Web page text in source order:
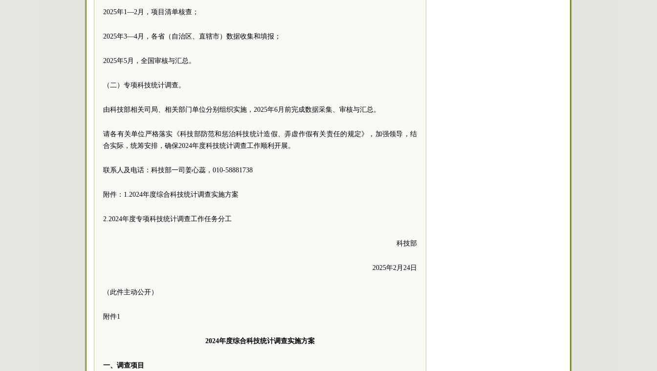
2025年1—2月，项目清单核查；
2025年3—4月，各省（自治区、直辖市）数据收集和填报；
2025年5月，全国审核与汇总。
（二）专项科技统计调查。
由科技部相关司局、相关部门单位分别组织实施，2025年6月前完成数据采集、审核与汇总。
请各有关单位严格落实《科技部防范和惩治科技统计造假、弄虚作假有关责任的规定》，加强领导，结
合实际，统筹安排，确保2024年度科技统计调查工作顺利开展。
联系人及电话：科技部一司姜心蕊，010-58881738
附件：1.2024年度综合科技统计调查实施方案
2.2024年度专项科技统计调查工作任务分工
科技部
2025年2月24日
（此件主动公开）
附件1
2024年度综合科技统计调查实施方案
一、调查项目